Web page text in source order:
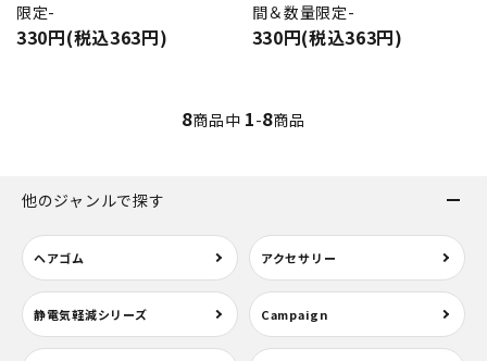
限定-
330円(税込363円)
間＆数量限定-
330円(税込363円)
8商品中 1-8商品
他のジャンルで探す
ヘアゴム アクセサリー
静電気軽減シリーズ Campaign